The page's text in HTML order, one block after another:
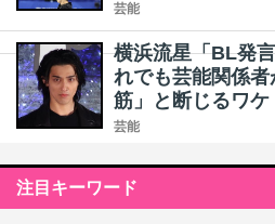
芸能
横浜流星「BL発
れでも芸能関係
筋」と断じるワケ
芸能
注目キーワード